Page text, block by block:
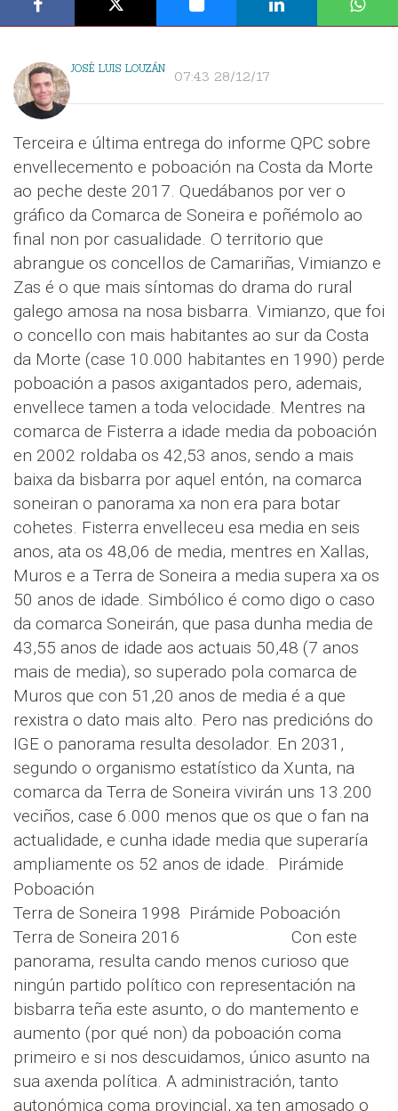
JOSÉ LUIS LOUZÁN 07:43 28/12/17
Terceira e última entrega do informe QPC sobre
envellecemento e poboación na Costa da Morte
ao peche deste 2017. Quedábanos por ver o
gráfico da Comarca de Soneira e poñémolo ao
final non por casualidade. O territorio que
abrangue os concellos de Camariñas, Vimianzo e
Zas é o que mais síntomas do drama do rural
galego amosa na nosa bisbarra. Vimianzo, que foi
o concello con mais habitantes ao sur da Costa
da Morte (case 10.000 habitantes en 1990) perde
poboación a pasos axigantados pero, ademais,
envellece tamen a toda velocidade. Mentres na
comarca de Fisterra a idade media da poboación
en 2002 roldaba os 42,53 anos, sendo a mais
baixa da bisbarra por aquel entón, na comarca
soneiran o panorama xa non era para botar
cohetes. Fisterra envelleceu esa media en seis
anos, ata os 48,06 de media, mentres en Xallas,
Muros e a Terra de Soneira a media supera xa os
50 anos de idade. Simbólico é como digo o caso
da comarca Soneirán, que pasa dunha media de
43,55 anos de idade aos actuais 50,48 (7 anos
mais de media), so superado pola comarca de
Muros que con 51,20 anos de media é a que
rexistra o dato mais alto. Pero nas predicións do
IGE o panorama resulta desolador. En 2031,
segundo o organismo estatístico da Xunta, na
comarca da Terra de Soneira vivirán uns 13.200
veciños, case 6.000 menos que os que o fan na
actualidade, e cunha idade media que superaría
ampliamente os 52 anos de idade. Pirámide
Poboación
Terra de Soneira 1998 Pirámide Poboación
Terra de Soneira 2016 Con este
panorama, resulta cando menos curioso que
ningún partido político con representación na
bisbarra teña este asunto, o do mantemento e
aumento (por qué non) da poboación coma
primeiro e si nos descuidamos, único asunto na
sua axenda política. A administración, tanto
autonómica coma provincial, xa ten amosado o